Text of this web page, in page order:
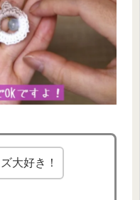
大好き！